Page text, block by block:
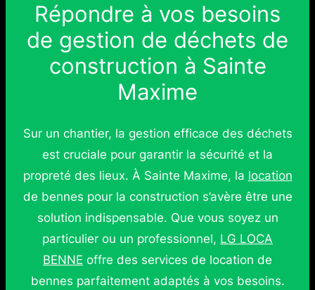
Répondre à vos besoins
de gestion de déchets de
construction à Sainte
Maxime
Sur un chantier, la gestion efficace des déchets
est cruciale pour garantir la sécurité et la
propreté des lieux. À Sainte Maxime, la location
de bennes pour la construction s’avère être une
solution indispensable. Que vous soyez un
particulier ou un professionnel, LG LOCA
BENNE offre des services de location de
bennes parfaitement adaptés à vos besoins.